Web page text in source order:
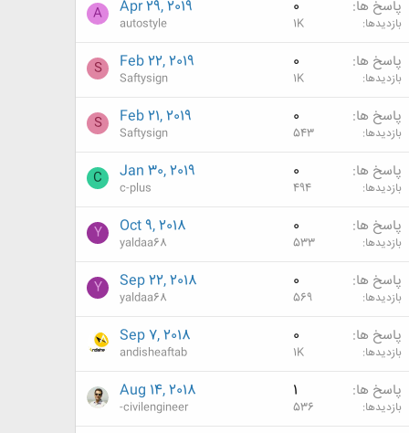
پاسخ ها 0
بازدیدها 1K
Apr 29, 2019
autostyle
A
پاسخ ها 0
بازدیدها 1K
Feb 22, 2019
Saftysign
S
پاسخ ها 0
بازدیدها 543
Feb 21, 2019
Saftysign
S
پاسخ ها 0
بازدیدها 494
Jan 30, 2019
c-plus
C
پاسخ ها 0
بازدیدها 533
Oct 9, 2018
yaldaa68
Y
پاسخ ها 0
بازدیدها 569
Sep 22, 2018
yaldaa68
Y
پاسخ ها 0
بازدیدها 1K
Sep 7, 2018
andisheaftab
پاسخ ها 1
بازدیدها 536
Aug 14, 2018
-civilengineer